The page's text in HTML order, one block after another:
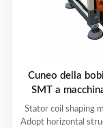
Cuneo della
SMT a
Stator coil shaping
Adopt horizontal